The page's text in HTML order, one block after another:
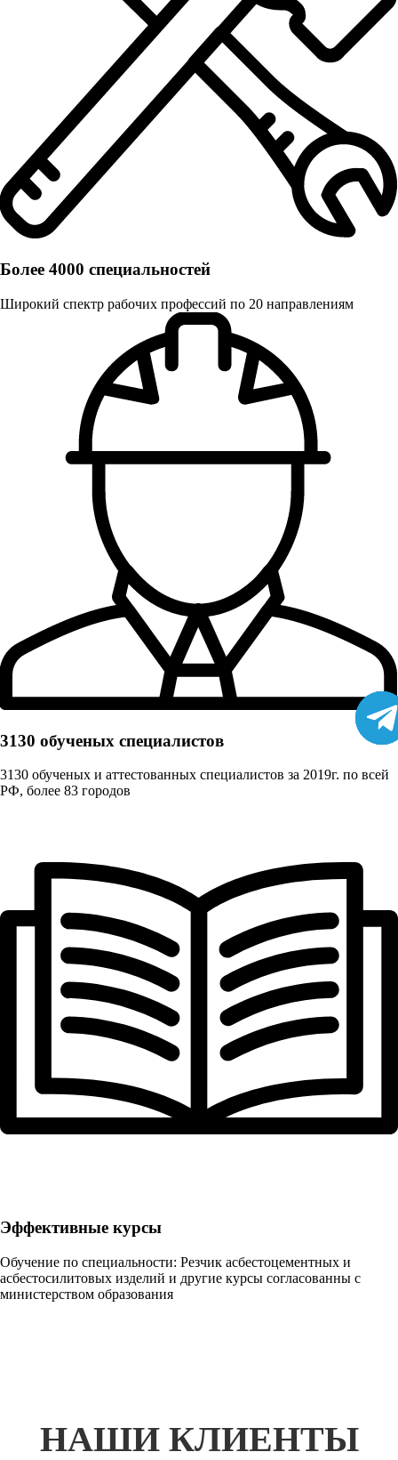
Более 4000 специальностей
Широкий спектр рабочих профессий по 20 направлениям
3130 обученых cпециалистов
3130 обученых и аттестованных специалистов за 2019г. по всей
РФ, более 83 городов
Эффективные курсы
Обучение по специальности: Резчик асбестоцементных и
асбестосилитовых изделий и другие курсы согласованны с
министерством образования
НАШИ КЛИЕНТЫ